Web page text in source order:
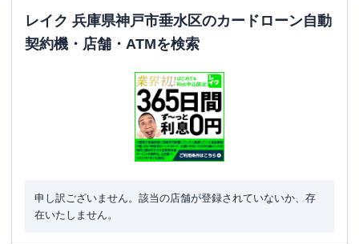
レイク 兵庫県神戸市垂水区のカードローン自動
契約機・店舗・ATMを検索
申し訳ございません。該当の店舗が登録されていないか、存
在いたしません。